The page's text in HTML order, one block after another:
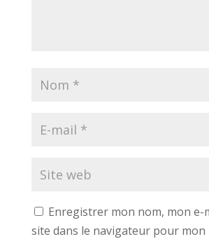
Enregistrer mon nom, mon e-
site dans le navigateur pour mon